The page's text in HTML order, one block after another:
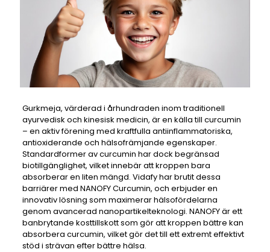
Gurkmeja, värderad i århundraden inom traditionell
ayurvedisk och kinesisk medicin, är en källa till curcumin
– en aktiv förening med kraftfulla antiinflammatoriska,
antioxiderande och hälsofrämjande egenskaper.
Standardformer av curcumin har dock begränsad
biotillgänglighet, vilket innebär att kroppen bara
absorberar en liten mängd. Vidafy har brutit dessa
barriärer med NANOFY Curcumin, och erbjuder en
innovativ lösning som maximerar hälsofördelarna
genom avancerad nanopartikelteknologi. NANOFY är ett
banbrytande kosttillskott som gör att kroppen bättre kan
absorbera curcumin, vilket gör det till ett extremt effektivt
stöd i strävan efter bättre hälsa.